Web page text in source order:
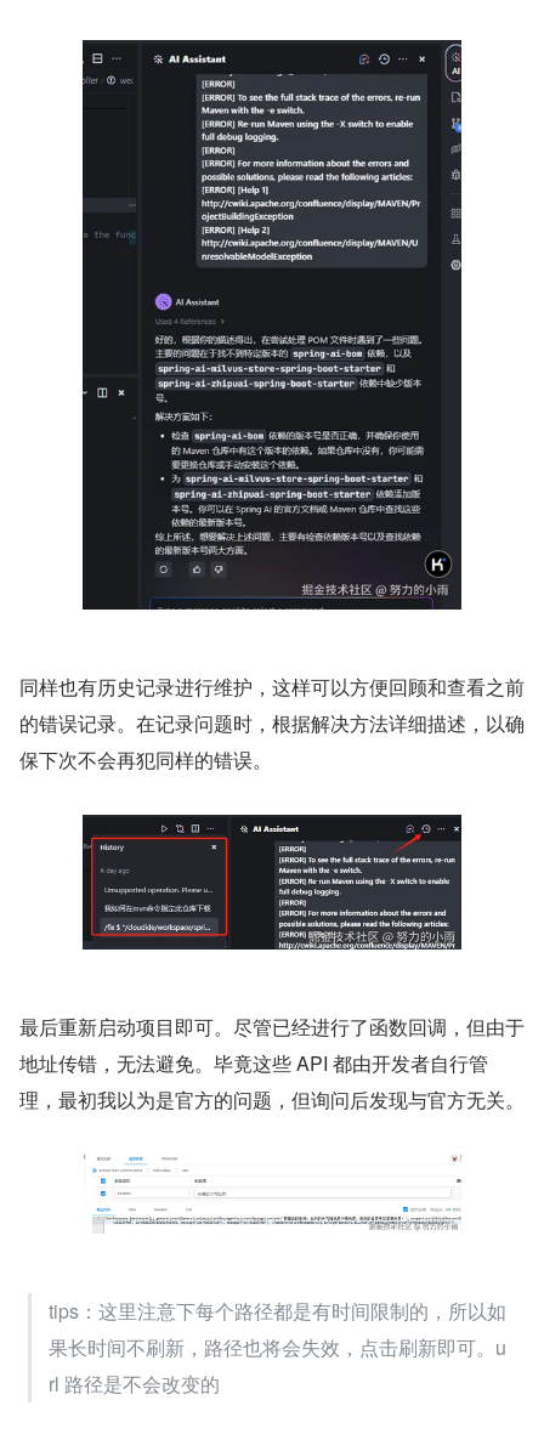
同样也有历史记录进行维护，这样可以方便回顾和查看之前
的错误记录。在记录问题时，根据解决方法详细描述，以确
保下次不会再犯同样的错误。
最后重新启动项目即可。尽管已经进行了函数回调，但由于
地址传错，无法避免。毕竟这些 API 都由开发者自行管
理，最初我以为是官方的问题，但询问后发现与官方无关。
tips：这里注意下每个路径都是有时间限制的，所以如
果长时间不刷新，路径也将会失效，点击刷新即可。u
rl 路径是不会改变的